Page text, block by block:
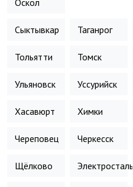
Оскол
Сыктывкар Таганрог
Тольятти Томск
Ульяновск Уссурийск
Хасавюрт Химки
Череповец Черкесск
Щёлково Электросталь